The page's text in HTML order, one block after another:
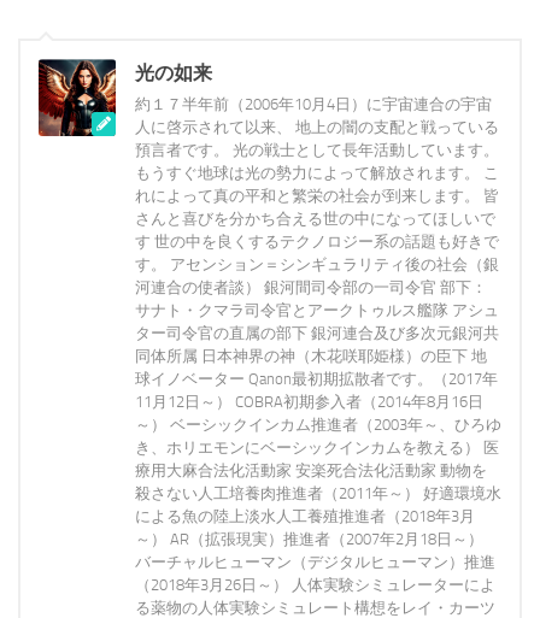
光の如来
約１７半年前（2006年10月4日）に宇宙連合の宇宙
人に啓示されて以来、 地上の闇の支配と戦っている
預言者です。 光の戦士として長年活動しています。
もうすぐ地球は光の勢力によって解放されます。 こ
れによって真の平和と繁栄の社会が到来します。 皆
さんと喜びを分かち合える世の中になってほしいで
す 世の中を良くするテクノロジー系の話題も好きで
す。 アセンション＝シンギュラリティ後の社会（銀
河連合の使者談） 銀河間司令部の一司令官 部下：
サナト・クマラ司令官とアークトゥルス艦隊 アシュ
ター司令官の直属の部下 銀河連合及び多次元銀河共
同体所属 日本神界の神（木花咲耶姫様）の臣下 地
球イノベーター Qanon最初期拡散者です。（2017年
11月12日～） COBRA初期参入者（2014年8月16日
～） ベーシックインカム推進者（2003年～、ひろゆ
き、ホリエモンにベーシックインカムを教える） 医
療用大麻合法化活動家 安楽死合法化活動家 動物を
殺さない人工培養肉推進者（2011年～） 好適環境水
による魚の陸上淡水人工養殖推進者（2018年3月
～） AR（拡張現実）推進者（2007年2月18日～）
バーチャルヒューマン（デジタルヒューマン）推進
（2018年3月26日～） 人体実験シミュレーターによ
る薬物の人体実験シミュレート構想をレイ・カーツ